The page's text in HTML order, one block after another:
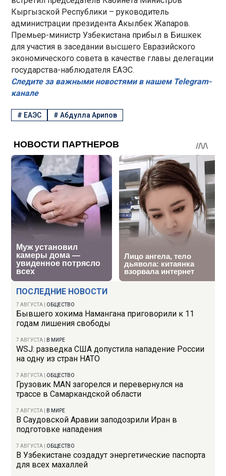
ПОСЛЕДНИЕ НОВОСТИ
7 АВГУСТА ОБЩЕСТВО
Бывшего хокима Намангана приговорили к 11
годам лишения свободы
7 АВГУСТА В МИРЕ
WSJ: разведка США допустила нападение России
на одну из стран НАТО
7 АВГУСТА ОБЩЕСТВО
Грузовик MAN загорелся и перевернулся на
трассе в Самаркандской области
7 АВГУСТА В МИРЕ
В Саудовской Аравии заподозрили Иран в
подготовке нападения
7 АВГУСТА ОБЩЕСТВО
В Узбекистане создадут энергетические паспорта
для всех махаллей
Кыргызской Республики – руководитель
администрации президента Акылбек Жапаров.
Премьер-министр Узбекистана прибыл в Бишкек
для участия в заседании высшего Евразийского
экономического совета в качестве главы делегации
государства-наблюдателя ЕАЭС.
Следите за важными новостями в нашем Telegram-
канале
# ЕАЭС #Абдулла Арипов